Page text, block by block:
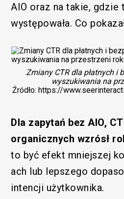
AIO oraz na takie, gdzie
występowała. Co
Zmiany CTR dla płatnych i
wyszukiwania na
Źródło: https://
Dla zapytań bez AIO,
organicznych wzrósł
to być efekt mniejszej
ach lub lepszego
intencji użytkownika.